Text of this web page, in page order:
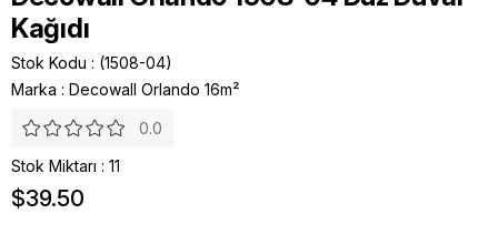
Kağıdı
Stok Kodu
(1508-04)
Marka : Decowall Orlando 16m²
0.0
Stok Miktarı : 11
$39.50